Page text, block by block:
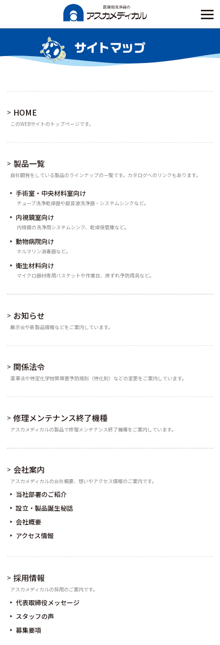
content
サイトマップ
HOME
このWEBサイトのトップページです。
製品一覧
自社開発をしている製品のラインナップの一覧です。カタログへのリンクもあります。
手術室・中央材料室向け
チューブ洗浄乾燥器や超音波洗浄器・システムシンクなど。
内視鏡室向け
内視鏡の洗浄用システムシンク、乾燥保管庫など。
動物病院向け
ホルマリン消毒器など。
衛生材料向け
マイクロ器材専用バスケットや作業台、床ずれ予防用具など。
お知らせ
展示会や新製品情報などをご案内しています。
関係法令
薬事法や特定化学物質障害予防規則（特化則）などの変更をご案内しています。
修理メンテナンス終了機種
アスカメディカルの製品で修理メンテナンス終了機種をご案内しています。
会社案内
アスカメディカルの会社概要、想いやアクセス情報のご案内です。
当社部署のご紹介
設立・製品誕生秘話
会社概要
アクセス情報
採用情報
アスカメディカルの採用のご案内です。
代表取締役メッセージ
スタッフの声
募集要項